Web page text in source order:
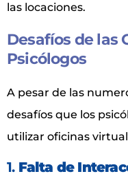
las locaciones.
Desafíos de las
Psicólogos
A pesar de las
desafíos que los
utilizar oficinas
1. Falta de